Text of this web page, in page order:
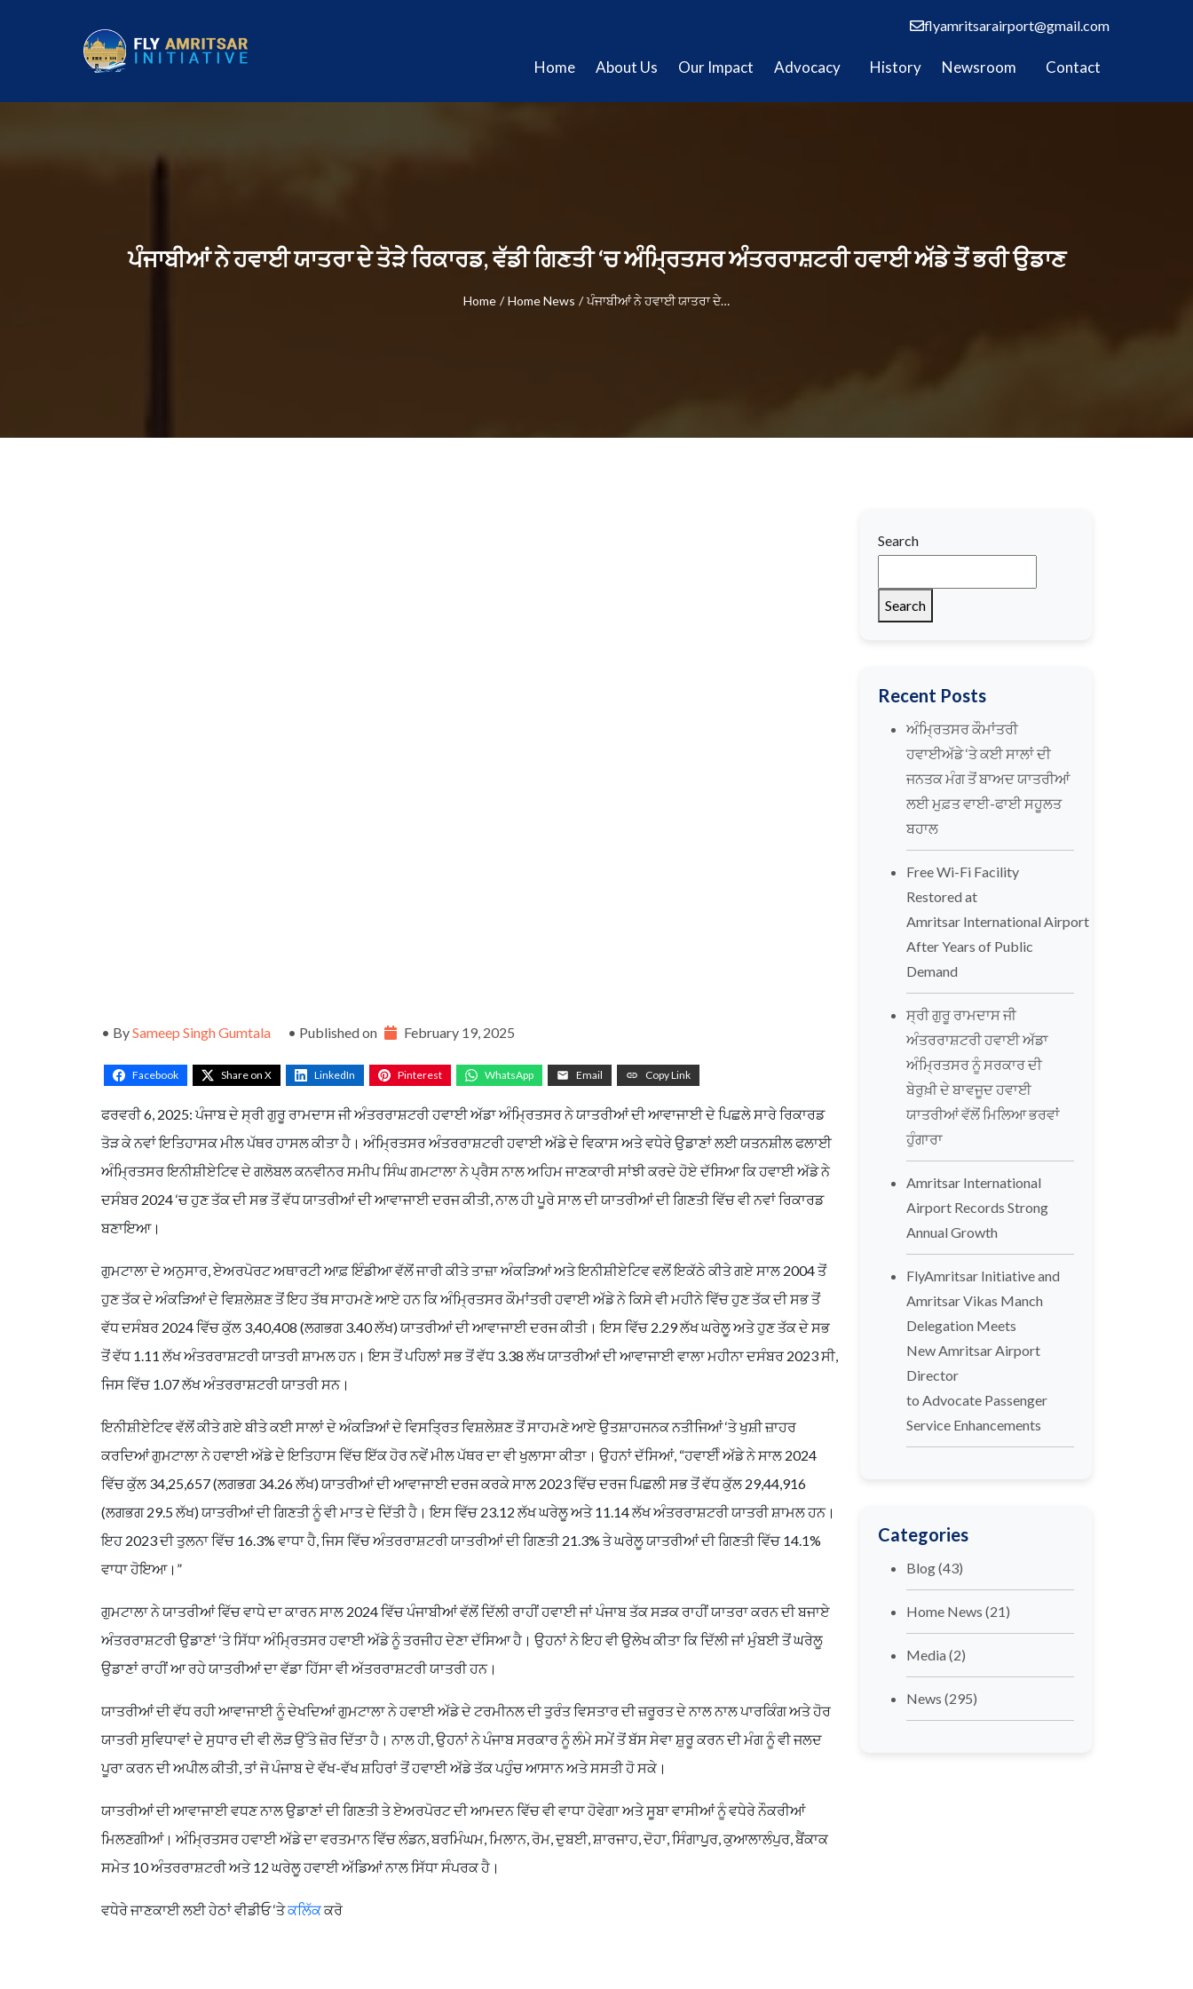
flyamritsarairport@gmail.com
Home About Us Our Impact Advocacy History Newsroom Contact
ਪੰਜਾਬੀਆਂ ਨੇ ਹਵਾਈ ਯਾਤਰਾ ਦੇ ਤੋੜੇ ਰਿਕਾਰਡ, ਵੱਡੀ ਗਿਣਤੀ ‘ਚ ਅੰਮ੍ਰਿਤਸਰ ਅੰਤਰਰਾਸ਼ਟਰੀ ਹਵਾਈ ਅੱਡੇ ਤੋਂ ਭਰੀ ਉਡਾਣ
Home / Home News / ਪੰਜਾਬੀਆਂ ਨੇ ਹਵਾਈ ਯਾਤਰਾ ਦੇ…
• BySameep Singh Gumtala • Published on February 19, 2025
Facebook Share on X LinkedIn Pinterest WhatsApp Email Copy Link
ਫਰਵਰੀ 6, 2025: ਪੰਜਾਬ ਦੇ ਸ੍ਰੀ ਗੁਰੂ ਰਾਮਦਾਸ ਜੀ ਅੰਤਰਰਾਸ਼ਟਰੀ ਹਵਾਈ ਅੱਡਾ ਅੰਮ੍ਰਿਤਸਰ ਨੇ ਯਾਤਰੀਆਂ ਦੀ ਆਵਾਜਾਈ ਦੇ ਪਿਛਲੇ ਸਾਰੇ ਰਿਕਾਰਡ
ਤੋੜ ਕੇ ਨਵਾਂ ਇਤਿਹਾਸਕ ਮੀਲ ਪੱਥਰ ਹਾਸਲ ਕੀਤਾ ਹੈ। ਅੰਮ੍ਰਿਤਸਰ ਅੰਤਰਰਾਸ਼ਟਰੀ ਹਵਾਈ ਅੱਡੇ ਦੇ ਵਿਕਾਸ ਅਤੇ ਵਧੇਰੇ ਉਡਾਣਾਂ ਲਈ ਯਤਨਸ਼ੀਲ ਫਲਾਈ
ਅੰਮ੍ਰਿਤਸਰ ਇਨੀਸ਼ੀਏਟਿਵ ਦੇ ਗਲੋਬਲ ਕਨਵੀਨਰ ਸਮੀਪ ਸਿੰਘ ਗਮਟਾਲਾ ਨੇ ਪ੍ਰੈਸ ਨਾਲ ਅਹਿਮ ਜਾਣਕਾਰੀ ਸਾਂਝੀ ਕਰਦੇ ਹੋਏ ਦੱਸਿਆ ਕਿ ਹਵਾਈ ਅੱਡੇ ਨੇ
ਦਸੰਬਰ 2024 ‘ਚ ਹੁਣ ਤੱਕ ਦੀ ਸਭ ਤੋਂ ਵੱਧ ਯਾਤਰੀਆਂ ਦੀ ਆਵਾਜਾਈ ਦਰਜ ਕੀਤੀ, ਨਾਲ ਹੀ ਪੂਰੇ ਸਾਲ ਦੀ ਯਾਤਰੀਆਂ ਦੀ ਗਿਣਤੀ ਵਿੱਚ ਵੀ ਨਵਾਂ ਰਿਕਾਰਡ
ਬਣਾਇਆ।
ਗੁਮਟਾਲਾ ਦੇ ਅਨੁਸਾਰ, ਏਅਰਪੋਰਟ ਅਥਾਰਟੀ ਆਫ਼ ਇੰਡੀਆ ਵੱਲੋਂ ਜਾਰੀ ਕੀਤੇ ਤਾਜ਼ਾ ਅੰਕੜਿਆਂ ਅਤੇ ਇਨੀਸ਼ੀਏਟਿਵ ਵਲੋਂ ਇਕੱਠੇ ਕੀਤੇ ਗਏ ਸਾਲ 2004 ਤੋਂ
ਹੁਣ ਤੱਕ ਦੇ ਅੰਕੜਿਆਂ ਦੇ ਵਿਸ਼ਲੇਸ਼ਣ ਤੋਂ ਇਹ ਤੱਥ ਸਾਹਮਣੇ ਆਏ ਹਨ ਕਿ ਅੰਮ੍ਰਿਤਸਰ ਕੌਮਾਂਤਰੀ ਹਵਾਈ ਅੱਡੇ ਨੇ ਕਿਸੇ ਵੀ ਮਹੀਨੇ ਵਿੱਚ ਹੁਣ ਤੱਕ ਦੀ ਸਭ ਤੋਂ
ਵੱਧ ਦਸੰਬਰ 2024 ਵਿੱਚ ਕੁੱਲ 3,40,408 (ਲਗਭਗ 3.40 ਲੱਖ) ਯਾਤਰੀਆਂ ਦੀ ਆਵਾਜਾਈ ਦਰਜ ਕੀਤੀ। ਇਸ ਵਿੱਚ 2.29 ਲੱਖ ਘਰੇਲੂ ਅਤੇ ਹੁਣ ਤੱਕ ਦੇ ਸਭ
ਤੋਂ ਵੱਧ 1.11 ਲੱਖ ਅੰਤਰਰਾਸ਼ਟਰੀ ਯਾਤਰੀ ਸ਼ਾਮਲ ਹਨ। ਇਸ ਤੋਂ ਪਹਿਲਾਂ ਸਭ ਤੋਂ ਵੱਧ 3.38 ਲੱਖ ਯਾਤਰੀਆਂ ਦੀ ਆਵਾਜਾਈ ਵਾਲਾ ਮਹੀਨਾ ਦਸੰਬਰ 2023 ਸੀ,
ਜਿਸ ਵਿੱਚ 1.07 ਲੱਖ ਅੰਤਰਰਾਸ਼ਟਰੀ ਯਾਤਰੀ ਸਨ।
ਇਨੀਸ਼ੀਏਟਿਵ ਵੱਲੋਂ ਕੀਤੇ ਗਏ ਬੀਤੇ ਕਈ ਸਾਲਾਂ ਦੇ ਅੰਕੜਿਆਂ ਦੇ ਵਿਸਤ੍ਰਿਤ ਵਿਸ਼ਲੇਸ਼ਣ ਤੋਂ ਸਾਹਮਣੇ ਆਏ ਉਤਸ਼ਾਹਜਨਕ ਨਤੀਜਿਆਂ ‘ਤੇ ਖੁਸ਼ੀ ਜ਼ਾਹਰ
ਕਰਦਿਆਂ ਗੁਮਟਾਲਾ ਨੇ ਹਵਾਈ ਅੱਡੇ ਦੇ ਇਤਿਹਾਸ ਵਿੱਚ ਇੱਕ ਹੋਰ ਨਵੇਂ ਮੀਲ ਪੱਥਰ ਦਾ ਵੀ ਖੁਲਾਸਾ ਕੀਤਾ। ਉਹਨਾਂ ਦੱਸਿਆਂ, “ਹਵਾਈੰ ਅੱਡੇ ਨੇ ਸਾਲ 2024
ਵਿੱਚ ਕੁੱਲ 34,25,657 (ਲਗਭਗ 34.26 ਲੱਖ) ਯਾਤਰੀਆਂ ਦੀ ਆਵਾਜਾਈ ਦਰਜ ਕਰਕੇ ਸਾਲ 2023 ਵਿੱਚ ਦਰਜ ਪਿਛਲੀ ਸਭ ਤੋਂ ਵੱਧ ਕੁੱਲ 29,44,916
(ਲਗਭਗ 29.5 ਲੱਖ) ਯਾਤਰੀਆਂ ਦੀ ਗਿਣਤੀ ਨੂੰ ਵੀ ਮਾਤ ਦੇ ਦਿੱਤੀ ਹੈ। ਇਸ ਵਿੱਚ 23.12 ਲੱਖ ਘਰੇਲੂ ਅਤੇ 11.14 ਲੱਖ ਅੰਤਰਰਾਸ਼ਟਰੀ ਯਾਤਰੀ ਸ਼ਾਮਲ ਹਨ।
ਇਹ 2023 ਦੀ ਤੁਲਨਾ ਵਿੱਚ 16.3% ਵਾਧਾ ਹੈ, ਜਿਸ ਵਿੱਚ ਅੰਤਰਰਾਸ਼ਟਰੀ ਯਾਤਰੀਆਂ ਦੀ ਗਿਣਤੀ 21.3% ਤੇ ਘਰੇਲੂ ਯਾਤਰੀਆਂ ਦੀ ਗਿਣਤੀ ਵਿੱਚ 14.1%
ਵਾਧਾ ਹੋਇਆ।”
ਗੁਮਟਾਲਾ ਨੇ ਯਾਤਰੀਆਂ ਵਿੱਚ ਵਾਧੇ ਦਾ ਕਾਰਨ ਸਾਲ 2024 ਵਿੱਚ ਪੰਜਾਬੀਆਂ ਵੱਲੋਂ ਦਿੱਲੀ ਰਾਹੀਂ ਹਵਾਈ ਜਾਂ ਪੰਜਾਬ ਤੱਕ ਸੜਕ ਰਾਹੀਂ ਯਾਤਰਾ ਕਰਨ ਦੀ ਬਜਾਏ
ਅੰਤਰਰਾਸ਼ਟਰੀ ਉਡਾਣਾਂ ‘ਤੇ ਸਿੱਧਾ ਅੰਮ੍ਰਿਤਸਰ ਹਵਾਈ ਅੱਡੇ ਨੂੰ ਤਰਜੀਹ ਦੇਣਾ ਦੱਸਿਆ ਹੈ। ਉਹਨਾਂ ਨੇ ਇਹ ਵੀ ਉਲੇਖ ਕੀਤਾ ਕਿ ਦਿੱਲੀ ਜਾਂ ਮੁੰਬਈ ਤੋਂ ਘਰੇਲੂ
ਉਡਾਣਾਂ ਰਾਹੀਂ ਆ ਰਹੇ ਯਾਤਰੀਆਂ ਦਾ ਵੱਡਾ ਹਿੱਸਾ ਵੀ ਅੱਤਰਰਾਸ਼ਟਰੀ ਯਾਤਰੀ ਹਨ।
ਯਾਤਰੀਆਂ ਦੀ ਵੱਧ ਰਹੀ ਆਵਾਜਾਈ ਨੂੰ ਦੇਖਦਿਆਂ ਗੁਮਟਾਲਾ ਨੇ ਹਵਾਈ ਅੱਡੇ ਦੇ ਟਰਮੀਨਲ ਦੀ ਤੁਰੰਤ ਵਿਸਤਾਰ ਦੀ ਜ਼ਰੂਰਤ ਦੇ ਨਾਲ ਨਾਲ ਪਾਰਕਿੰਗ ਅਤੇ ਹੋਰ
ਯਾਤਰੀ ਸੁਵਿਧਾਵਾਂ ਦੇ ਸੁਧਾਰ ਦੀ ਵੀ ਲੋੜ ਉੱਤੇ ਜ਼ੋਰ ਦਿੱਤਾ ਹੈ। ਨਾਲ ਹੀ, ਉਹਨਾਂ ਨੇ ਪੰਜਾਬ ਸਰਕਾਰ ਨੂੰ ਲੰਮੇ ਸਮੇਂ ਤੋਂ ਬੱਸ ਸੇਵਾ ਸ਼ੁਰੂ ਕਰਨ ਦੀ ਮੰਗ ਨੂੰ ਵੀ ਜਲਦ
ਪੂਰਾ ਕਰਨ ਦੀ ਅਪੀਲ ਕੀਤੀ, ਤਾਂ ਜੋ ਪੰਜਾਬ ਦੇ ਵੱਖ-ਵੱਖ ਸ਼ਹਿਰਾਂ ਤੋਂ ਹਵਾਈ ਅੱਡੇ ਤੱਕ ਪਹੁੰਚ ਆਸਾਨ ਅਤੇ ਸਸਤੀ ਹੋ ਸਕੇ।
ਯਾਤਰੀਆਂ ਦੀ ਆਵਾਜਾਈ ਵਧਣ ਨਾਲ ਉਡਾਣਾਂ ਦੀ ਗਿਣਤੀ ਤੇ ਏਅਰਪੋਰਟ ਦੀ ਆਮਦਨ ਵਿੱਚ ਵੀ ਵਾਧਾ ਹੋਵੇਗਾ ਅਤੇ ਸੂਬਾ ਵਾਸੀਆਂ ਨੂੰ ਵਧੇਰੇ ਨੌਕਰੀਆਂ
ਮਿਲਣਗੀਆਂ। ਅੰਮ੍ਰਿਤਸਰ ਹਵਾਈ ਅੱਡੇ ਦਾ ਵਰਤਮਾਨ ਵਿੱਚ ਲੰਡਨ, ਬਰਮਿੰਘਮ, ਮਿਲਾਨ, ਰੋਮ, ਦੁਬਈ, ਸ਼ਾਰਜਾਹ, ਦੋਹਾ, ਸਿੰਗਾਪੁੁਰ, ਕੁਆਲਾਲੰਪੁਰ, ਬੈਂਕਾਕ
ਸਮੇਤ 10 ਅੰਤਰਰਾਸ਼ਟਰੀ ਅਤੇ 12 ਘਰੇਲੂ ਹਵਾਈ ਅੱਡਿਆਂ ਨਾਲ ਸਿੱਧਾ ਸੰਪਰਕ ਹੈ।
ਵਧੇਰੇ ਜਾਣਕਾਈ ਲਈ ਹੇਠਾਂ ਵੀਡੀਓ ‘ਤੇਕਲਿੱਕਕਰੋ
Search
Search
Recent Posts
ਅੰਮ੍ਰਿਤਸਰ ਕੌਮਾਂਤਰੀ
ਹਵਾਈਅੱਡੇ ‘ਤੇ ਕਈ ਸਾਲਾਂ ਦੀ
ਜਨਤਕ ਮੰਗ ਤੋਂ ਬਾਅਦ ਯਾਤਰੀਆਂ
ਲਈ ਮੁਫ਼ਤ ਵਾਈ-ਫਾਈ ਸਹੂਲਤ
ਬਹਾਲ
Free Wi-Fi Facility
Restored at
Amritsar International Airport
After Years of Public
Demand
ਸ੍ਰੀ ਗੁਰੂ ਰਾਮਦਾਸ ਜੀ
ਅੰਤਰਰਾਸ਼ਟਰੀ ਹਵਾਈ ਅੱਡਾ
ਅੰਮ੍ਰਿਤਸਰ ਨੂੰ ਸਰਕਾਰ ਦੀ
ਬੇਰੁਖ਼ੀ ਦੇ ਬਾਵਜੂਦ ਹਵਾਈ
ਯਾਤਰੀਆਂ ਵੱਲੋਂ ਮਿਲਿਆ ਭਰਵਾਂ
ਹੁੰਗਾਰਾ
Amritsar International
Airport Records Strong
Annual Growth
FlyAmritsar Initiative and
Amritsar Vikas Manch
Delegation Meets
New Amritsar Airport
Director
to Advocate Passenger
Service Enhancements
Categories
Blog(43)
Home News (21)
Media (2)
News (295)